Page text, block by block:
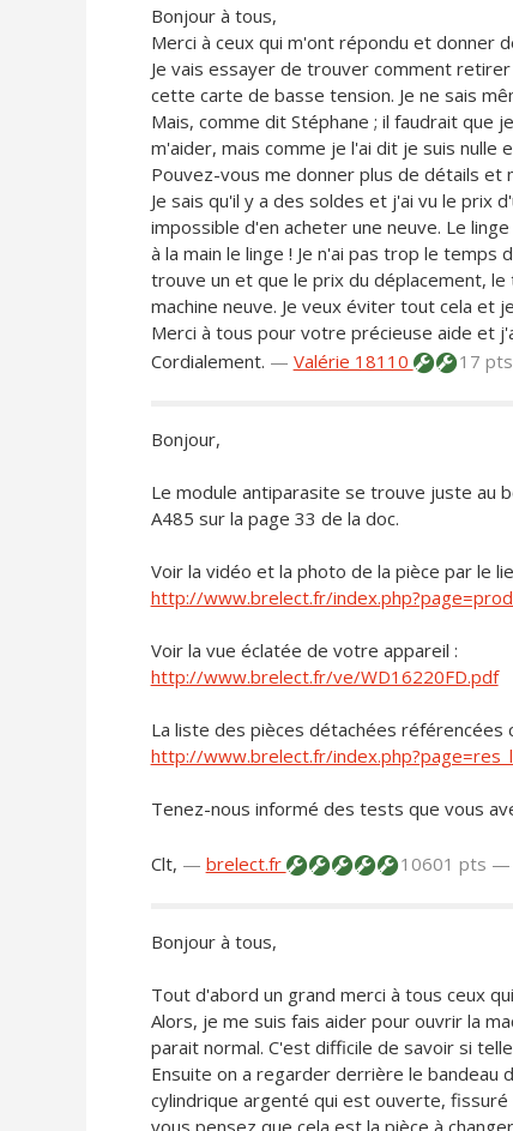
Bonjour à tous,
Merci à ceux qui m'ont répondu et donner
Je vais essayer de trouver comment
cette carte de basse tension. Je ne sais
Mais, comme dit Stéphane ; il faudrait que
m'aider, mais comme je l'ai dit je suis
Pouvez-vous me donner plus de détails
Je sais qu'il y a des soldes et j'ai vu le prix
impossible d'en acheter une neuve. Le
à la main le linge ! Je n'ai pas trop le
trouve un et que le prix du déplacement,
machine neuve. Je veux éviter tout cela et
Merci à tous pour votre précieuse aide et
Cordialement. — Valérie 18110 17 pts
Bonjour,
Le module antiparasite se trouve juste au
A485 sur la page 33 de la doc.
Voir la vidéo et la photo de la pièce par le
http://www.brelect.fr/
Voir la vue éclatée de votre appareil :
http://www.brelect.fr/ve/WD16220FD.pdf
La liste des pièces détachées
http://www.brelect.fr/
Tenez-nous informé des tests que vous
Clt, — brelect.fr 10601 pts —
Bonjour à tous,
Tout d'abord un grand merci à tous ceux
Alors, je me suis fais aider pour ouvrir la
parait normal. C'est difficile de savoir si
Ensuite on a regarder derrière le bandeau
cylindrique argenté qui est ouverte,